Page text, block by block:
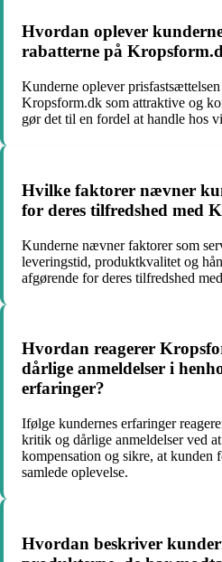
Hvordan oplever
rabatterne på
Kunderne oplever prisfastsættelsen
Kropsform.dk som attraktive og
gør det til en fordel at handle hos
Hvilke faktorer nævner
for deres tilfredshed med
Kunderne nævner faktorer som
leveringstid, produktkvalitet og
afgørende for deres tilfredshed
Hvordan reagerer
dårlige anmeldelser i
erfaringer?
Ifølge kundernes erfaringer
kritik og dårlige anmeldelser ved
kompensation og sikre, at kunden
samlede oplevelse.
Hvordan beskriver